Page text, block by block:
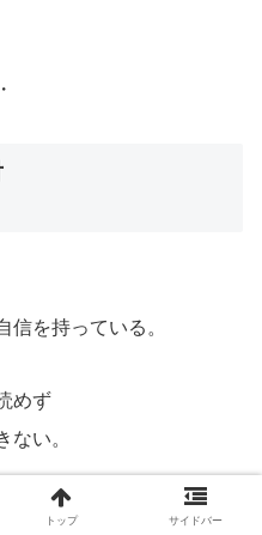
信を持っている。
めず
ない。
タである嫁に
トップ サイドバー